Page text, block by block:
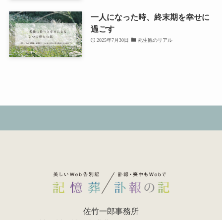
一人になった時、終末期を幸せに
過ごす
2025年7月30日 死生観のリアル
佐竹一郎事務所